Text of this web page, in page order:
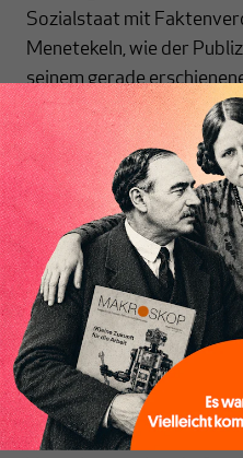
Inhaltsverzeichnis
Sozialstaat mit
Menetekeln, wie der
seinem gerade
Bedrohung“ zeigt“
MAKROSKOP).
Politische
Wohl kaum eine andere
derart kontaminiert wie
erkenntnistheoretische
1960er und 1970er
Mein akademischer
damals die von Walter
Rangordnung von
freien Marktwirtschaft an